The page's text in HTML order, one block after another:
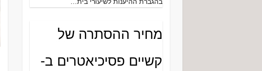
מחיר ההסתרה של
קשיים פסיכיאטרים ב-